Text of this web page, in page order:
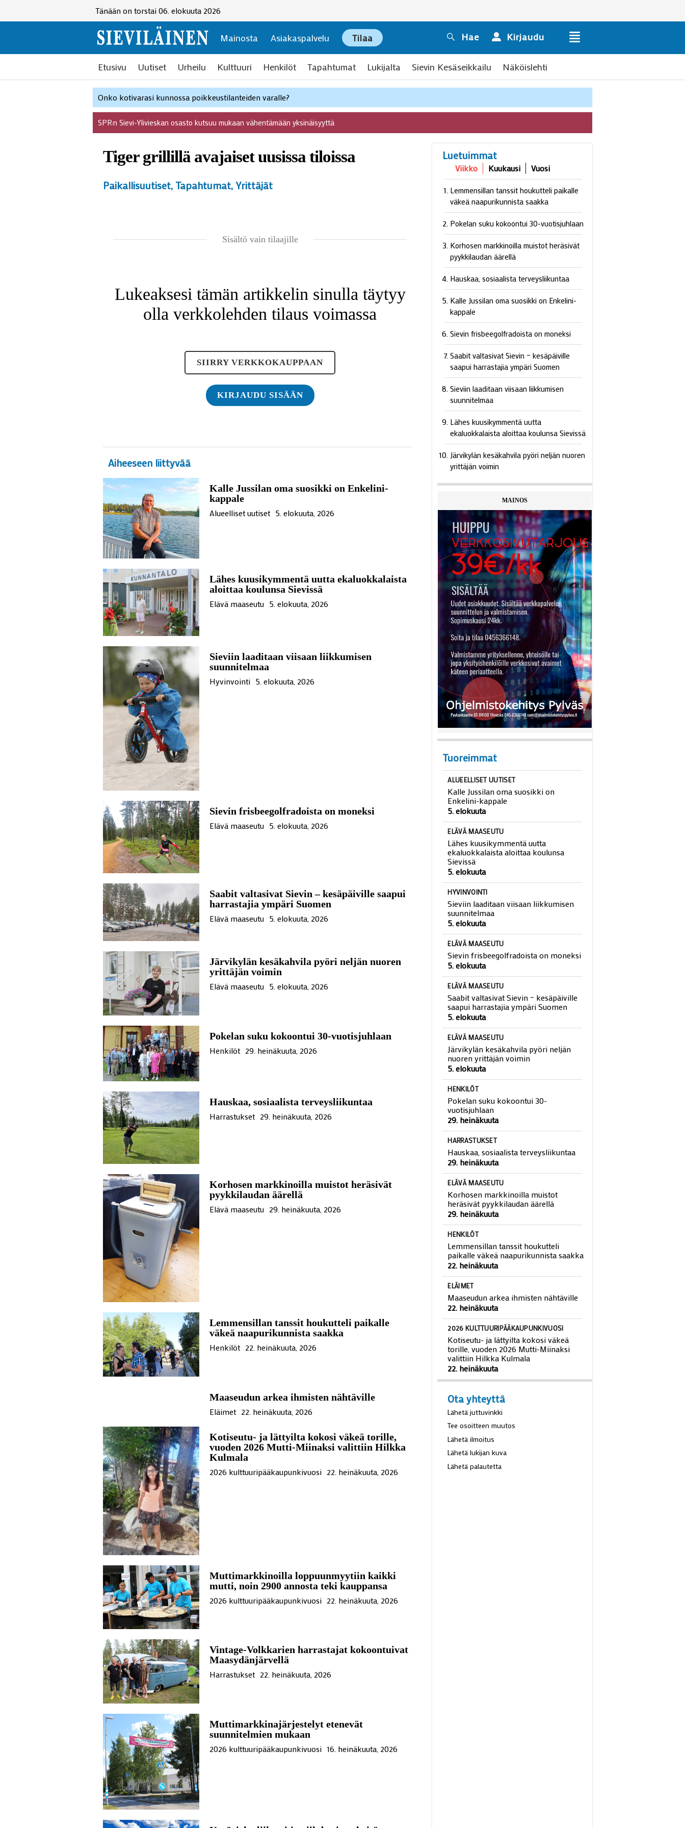
Tänään on torstai 06. elokuuta 2026
Mainosta Asiakaspalvelu Tilaa Hae Kirjaudu
Etusivu Uutiset Urheilu Kulttuuri Henkilöt Tapahtumat Lukijalta Sievin Kesäseikkailu Näköislehti
Onko kotivarasi kunnossa poikkeustilanteiden varalle?
SPR:n Sievi-Ylivieskan osasto kutsuu mukaan vähentämään yksinäisyyttä
Tiger grillillä avajaiset uusissa tiloissa
Paikallisuutiset, Tapahtumat,Yrittäjät
Sisältö vain tilaajille
Lukeaksesi tämän artikkelin sinulla täytyy
olla verkkolehden tilaus voimassa
SIIRRY VERKKOKAUPPAAN
KIRJAUDU SISÄÄN
Aiheeseen liittyvää
Kalle Jussilan oma suosikki on Enkelini-
kappale
Alueelliset uutiset 5. elokuuta, 2026
Lähes kuusikymmentä uutta ekaluokkalaista
aloittaa koulunsa Sievissä
Elävä maaseutu 5. elokuuta, 2026
Sieviin laaditaan viisaan liikkumisen
suunnitelmaa
Hyvinvointi 5. elokuuta, 2026
Sievin frisbeegolfradoista on moneksi
Elävä maaseutu 5. elokuuta, 2026
Saabit valtasivat Sievin – kesäpäiville saapui
harrastajia ympäri Suomen
Elävä maaseutu 5. elokuuta, 2026
Järvikylän kesäkahvila pyöri neljän nuoren
yrittäjän voimin
Elävä maaseutu 5. elokuuta, 2026
Pokelan suku kokoontui 30-vuotisjuhlaan
Henkilöt 29. heinäkuuta, 2026
Hauskaa, sosiaalista terveysliikuntaa
Harrastukset 29. heinäkuuta, 2026
Korhosen markkinoilla muistot heräsivät
pyykkilaudan äärellä
Elävä maaseutu 29. heinäkuuta, 2026
Lemmensillan tanssit houkutteli paikalle
väkeä naapurikunnista saakka
Henkilöt 22. heinäkuuta, 2026
Maaseudun arkea ihmisten nähtäville
Eläimet 22. heinäkuuta, 2026
Kotiseutu- ja lättyilta kokosi väkeä torille,
vuoden 2026 Mutti-Miinaksi valittiin Hilkka
Kulmala
2026 kulttuuripääkaupunkivuosi 22. heinäkuuta, 2026
Muttimarkkinoilla loppuunmyytiin kaikki
mutti, noin 2900 annosta teki kauppansa
2026 kulttuuripääkaupunkivuosi 22. heinäkuuta, 2026
Vintage-Volkkarien harrastajat kokoontuivat
Maasydänjärvellä
Harrastukset 22. heinäkuuta, 2026
Muttimarkkinajärjestelyt etenevät
suunnitelmien mukaan
2026 kulttuuripääkaupunkivuosi 16. heinäkuuta, 2026
Luetuimmat
Viikko Kuukausi Vuosi
Lemmensillan tanssit houkutteli paikalle
väkeä naapurikunnista saakka
Pokelan suku kokoontui 30-vuotisjuhlaan
Korhosen markkinoilla muistot heräsivät
pyykkilaudan äärellä
Hauskaa, sosiaalista terveysliikuntaa
Kalle Jussilan oma suosikki on Enkelini-
kappale
Sievin frisbeegolfradoista on moneksi
Saabit valtasivat Sievin – kesäpäiville
saapui harrastajia ympäri Suomen
Sieviin laaditaan viisaan liikkumisen
suunnitelmaa
Lähes kuusikymmentä uutta
ekaluokkalaista aloittaa koulunsa Sievissä
Järvikylän kesäkahvila pyöri neljän nuoren
yrittäjän voimin
MAINOS
Tuoreimmat
ALUEELLISET UUTISET
Kalle Jussilan oma suosikki on
Enkelini-kappale
5. elokuuta
ELÄVÄ MAASEUTU
Lähes kuusikymmentä uutta
ekaluokkalaista aloittaa koulunsa
Sievissä
5. elokuuta
HYVINVOINTI
Sieviin laaditaan viisaan liikkumisen
suunnitelmaa
5. elokuuta
ELÄVÄ MAASEUTU
Sievin frisbeegolfradoista on moneksi
5. elokuuta
ELÄVÄ MAASEUTU
Saabit valtasivat Sievin – kesäpäiville
saapui harrastajia ympäri Suomen
5. elokuuta
ELÄVÄ MAASEUTU
Järvikylän kesäkahvila pyöri neljän
nuoren yrittäjän voimin
5. elokuuta
HENKILÖT
Pokelan suku kokoontui 30-
vuotisjuhlaan
29. heinäkuuta
HARRASTUKSET
Hauskaa, sosiaalista terveysliikuntaa
29. heinäkuuta
ELÄVÄ MAASEUTU
Korhosen markkinoilla muistot
heräsivät pyykkilaudan äärellä
29. heinäkuuta
HENKILÖT
Lemmensillan tanssit houkutteli
paikalle väkeä naapurikunnista saakka
22. heinäkuuta
ELÄIMET
Maaseudun arkea ihmisten nähtäville
22. heinäkuuta
2026 KULTTUURIPÄÄKAUPUNKIVUOSI
Kotiseutu- ja lättyilta kokosi väkeä
torille, vuoden 2026 Mutti-Miinaksi
valittiin Hilkka Kulmala
22. heinäkuuta
Ota yhteyttä
Lähetä juttuvinkki
Tee osoitteen muutos
Lähetä ilmoitus
Lähetä lukijan kuva